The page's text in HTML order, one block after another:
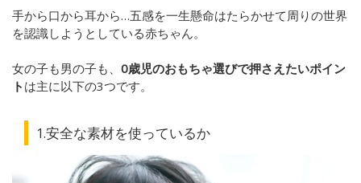
手から口から耳から…五感を一生懸命はたらかせて周りの世界
を認識しようとしている赤ちゃん。
女の子も男の子も、 0歳児のおもちゃ選びで押さえたいポイン
ト は主に以下の3つです。
1.安全な素材を使っているか